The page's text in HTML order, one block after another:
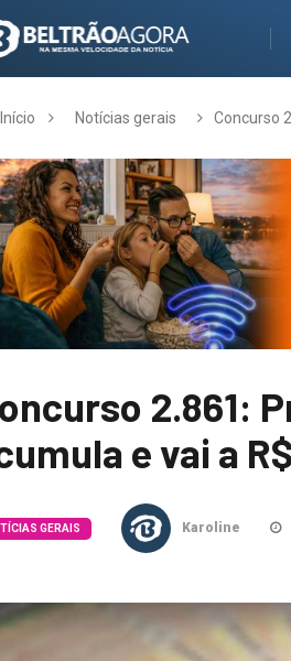
Início Notícias gerais Concurso
2.861:
e vai a
GERAIS Karoline